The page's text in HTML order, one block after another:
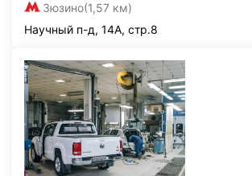
Зюзино(1,57 км)
Научный п-д, 14А, стр.8